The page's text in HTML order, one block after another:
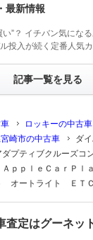
最新情報
い”？ イチバン気にな
投入が続く定番人気
記事一覧を見る
ロッキーの中古車
崎市の中古車
ダ
プティブクルーズコ
ｐｐｌｅＣａｒＰｌ
オートライト ＥＴ
査定はグーネ